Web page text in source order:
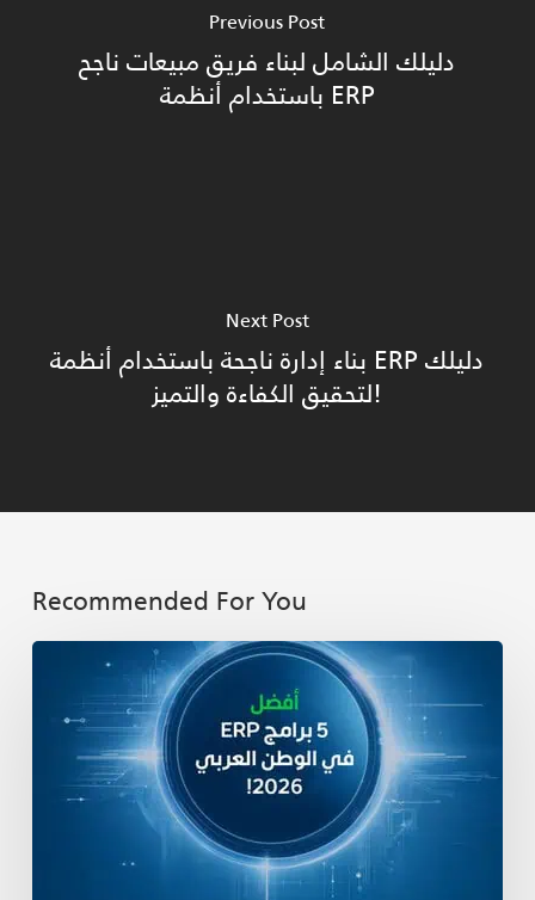
Previous Post
دليلك الشامل لبناء فريق مبيعات ناجح
باستخدام أنظمة ERP
Next Post
بناء إدارة ناجحة باستخدام أنظمة ERP دليلك
لتحقيق الكفاءة والتميز!
Recommended For You